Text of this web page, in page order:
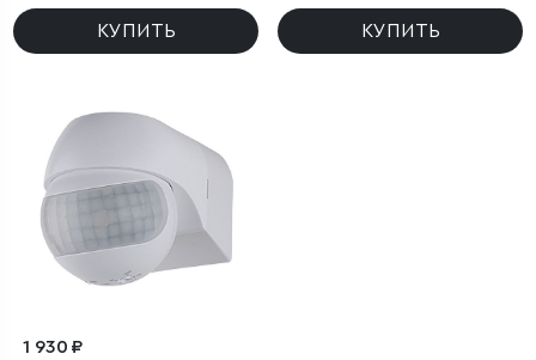
дистанционного управления
освещениемКУПИТЬ КУПИТЬ
1 930 ₽